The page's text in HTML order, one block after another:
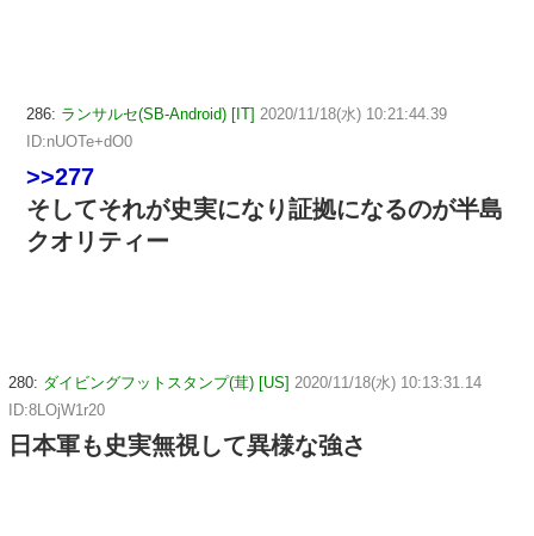
286: ランサルセ(SB-Android) [IT] 2020/11/18(水) 10:21:44.39
ID:nUOTe+dO0
>>277
そしてそれが史実になり証拠になるのが半島
クオリティー
280: ダイビングフットスタンプ(茸) [US] 2020/11/18(水) 10:13:31.14
ID:8LOjW1r20
日本軍も史実無視して異様な強さ